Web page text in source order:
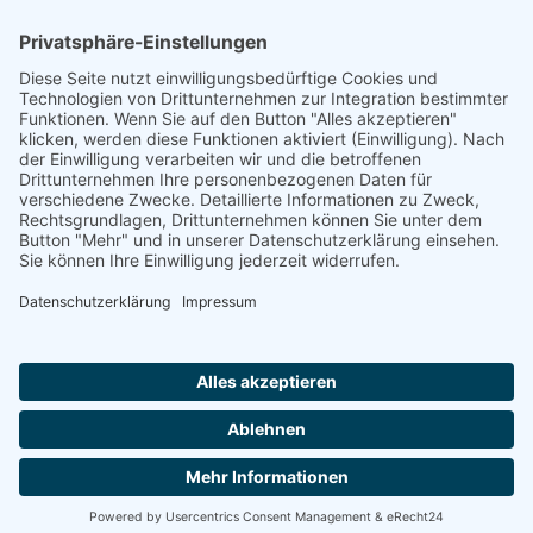
Footer
Cookie-Einstellungen Datenschutz
Impressum
intern
by